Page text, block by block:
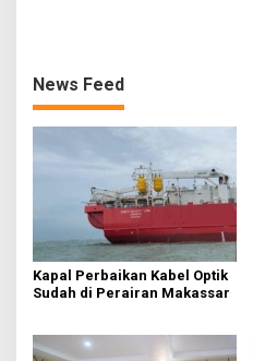
News Feed
Kapal Perbaikan Kabel Optik
Sudah di Perairan Makassar